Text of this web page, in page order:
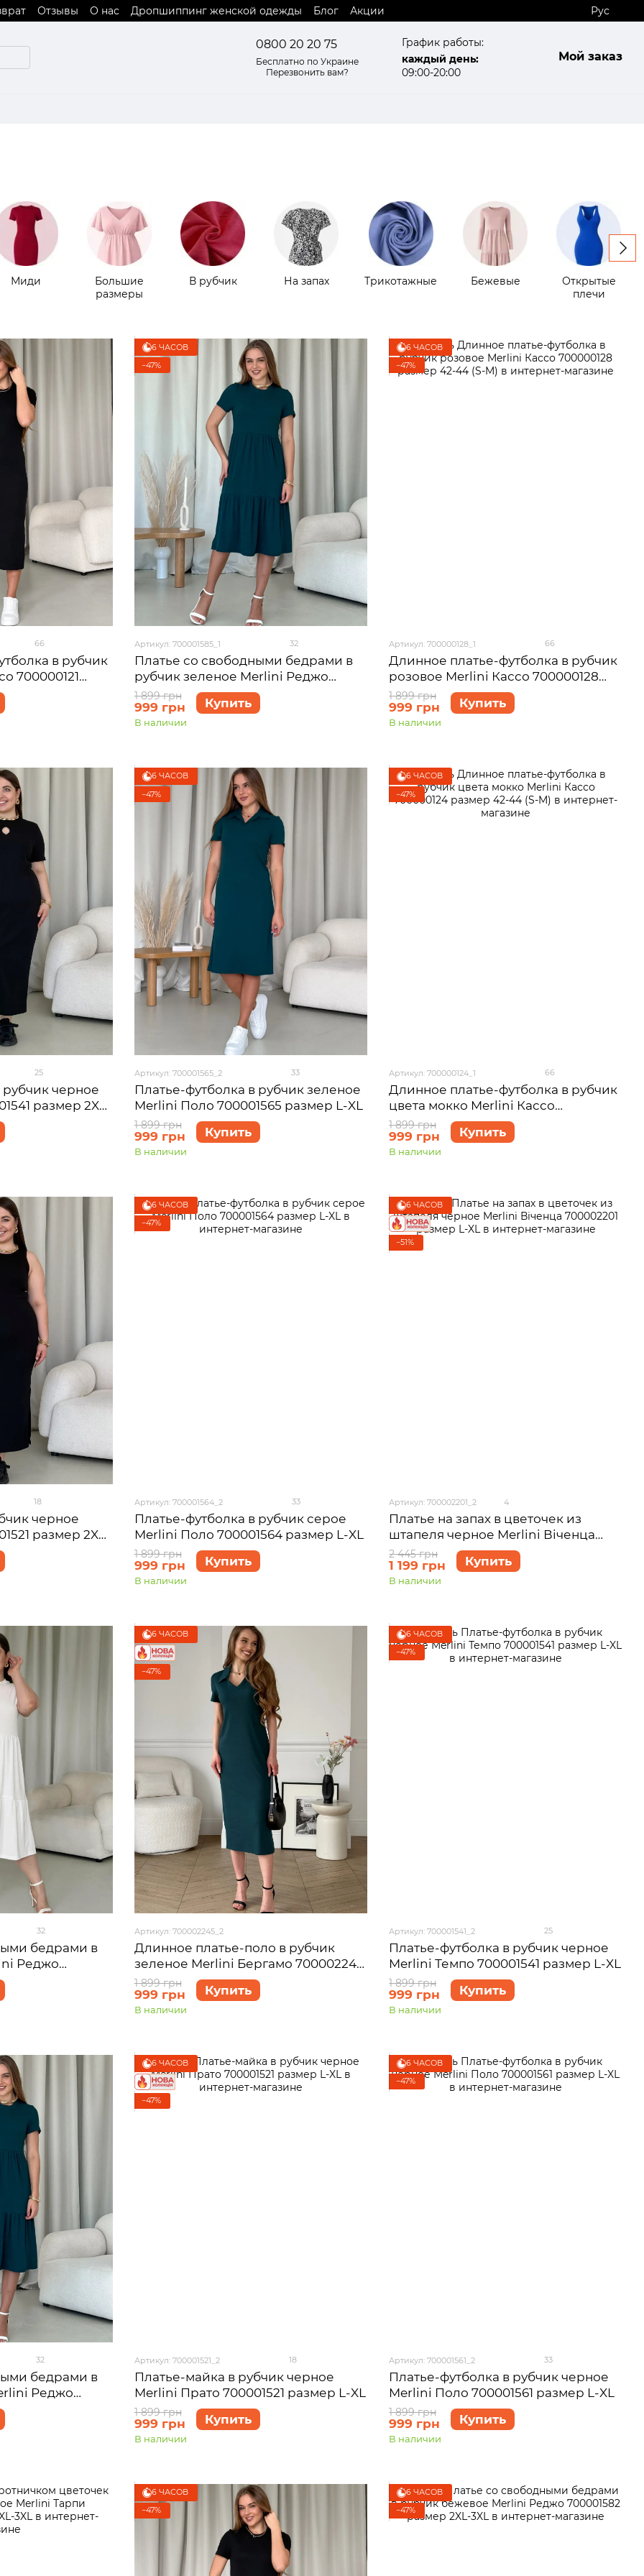
Отзывы О нас Дропшиппинг женской одежды Блог
Акции
Рус
0800 20 20 75
Бесплатно по Украине
Перезвонить вам?
График работы:
каждый день:
09:00-20:00
Мой заказ
Миди
Большие
размеры
В рубчик На запах Трикотажные Бежевые
Открытые
плечи
66
в рубчик
700000121
6 ЧАСОВ
−47%
Артикул: 700001585_1 32
Платье со свободными бедрами в
рубчик зеленое Merlini Реджо
700001585 размер S-M
1 899 грн
999 грн Купить
В наличии
6 ЧАСОВ
−47%
Артикул: 700000128_1 66
Длинное платье-футболка в рубчик
розовое Merlini Кассо 700000128
размер 42-44 (S-M)
1 899 грн
999 грн Купить
В наличии
25
рубчик черное
размер 2XL-
6 ЧАСОВ
−47%
Артикул: 700001565_2 33
Платье-футболка в рубчик зеленое
Merlini Поло 700001565 размер L-XL
1 899 грн
999 грн Купить
В наличии
6 ЧАСОВ
−47%
Артикул: 700000124_1 66
Длинное платье-футболка в рубчик
цвета мокко Merlini Кассо
700000124 размер 42-44 (S-M)
1 899 грн
999 грн Купить
В наличии
18
черное
размер 2XL-
6 ЧАСОВ
−47%
Артикул: 700001564_2 33
Платье-футболка в рубчик серое
Merlini Поло 700001564 размер L-XL
1 899 грн
999 грн Купить
В наличии
6 ЧАСОВ
−51%
Артикул: 700002201_2 4
Платье на запах в цветочек из
штапеля черное Merlini Віченца
700002201 размер L-XL
2 445 грн
1 199 грн Купить
В наличии
32
бедрами в
Реджо
3XL
6 ЧАСОВ
−47%
Артикул: 700002245_2
Длинное платье-поло в рубчик
зеленое Merlini Бергамо 700002245
размер L-XL
1 899 грн
999 грн Купить
В наличии
6 ЧАСОВ
−47%
Артикул: 700001541_2 25
Платье-футболка в рубчик черное
Merlini Темпо 700001541 размер L-XL
1 899 грн
999 грн Купить
В наличии
32
бедрами в
Реджо
XL
6 ЧАСОВ
−47%
Артикул: 700001521_2 18
Платье-майка в рубчик черное
Merlini Прато 700001521 размер L-XL
1 899 грн
999 грн Купить
В наличии
6 ЧАСОВ
−47%
Артикул: 700001561_2 33
Платье-футболка в рубчик черное
Merlini Поло 700001561 размер L-XL
1 899 грн
999 грн Купить
В наличии
6 ЧАСОВ
−47%
6 ЧАСОВ
−47%